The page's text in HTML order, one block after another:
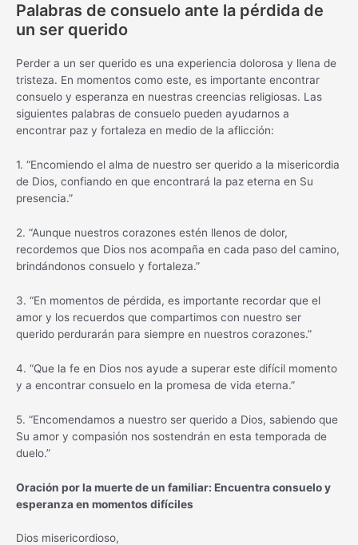
Palabras de consuelo ante la pérdida de
un ser querido
Perder a un ser querido es una experiencia dolorosa y llena de
tristeza. En momentos como este, es importante encontrar
consuelo y esperanza en nuestras creencias religiosas. Las
siguientes palabras de consuelo pueden ayudarnos a
encontrar paz y fortaleza en medio de la aflicción:
1. “Encomiendo el alma de nuestro ser querido a la misericordia
de Dios, confiando en que encontrará la paz eterna en Su
presencia.”
2. “Aunque nuestros corazones estén llenos de dolor,
recordemos que Dios nos acompaña en cada paso del camino,
brindándonos consuelo y fortaleza.”
3. “En momentos de pérdida, es importante recordar que el
amor y los recuerdos que compartimos con nuestro ser
querido perdurarán para siempre en nuestros corazones.”
4. “Que la fe en Dios nos ayude a superar este difícil momento
y a encontrar consuelo en la promesa de vida eterna.”
5. “Encomendamos a nuestro ser querido a Dios, sabiendo que
Su amor y compasión nos sostendrán en esta temporada de
duelo.”
Oración por la muerte de un familiar: Encuentra consuelo y
esperanza en momentos difíciles
Dios misericordioso,